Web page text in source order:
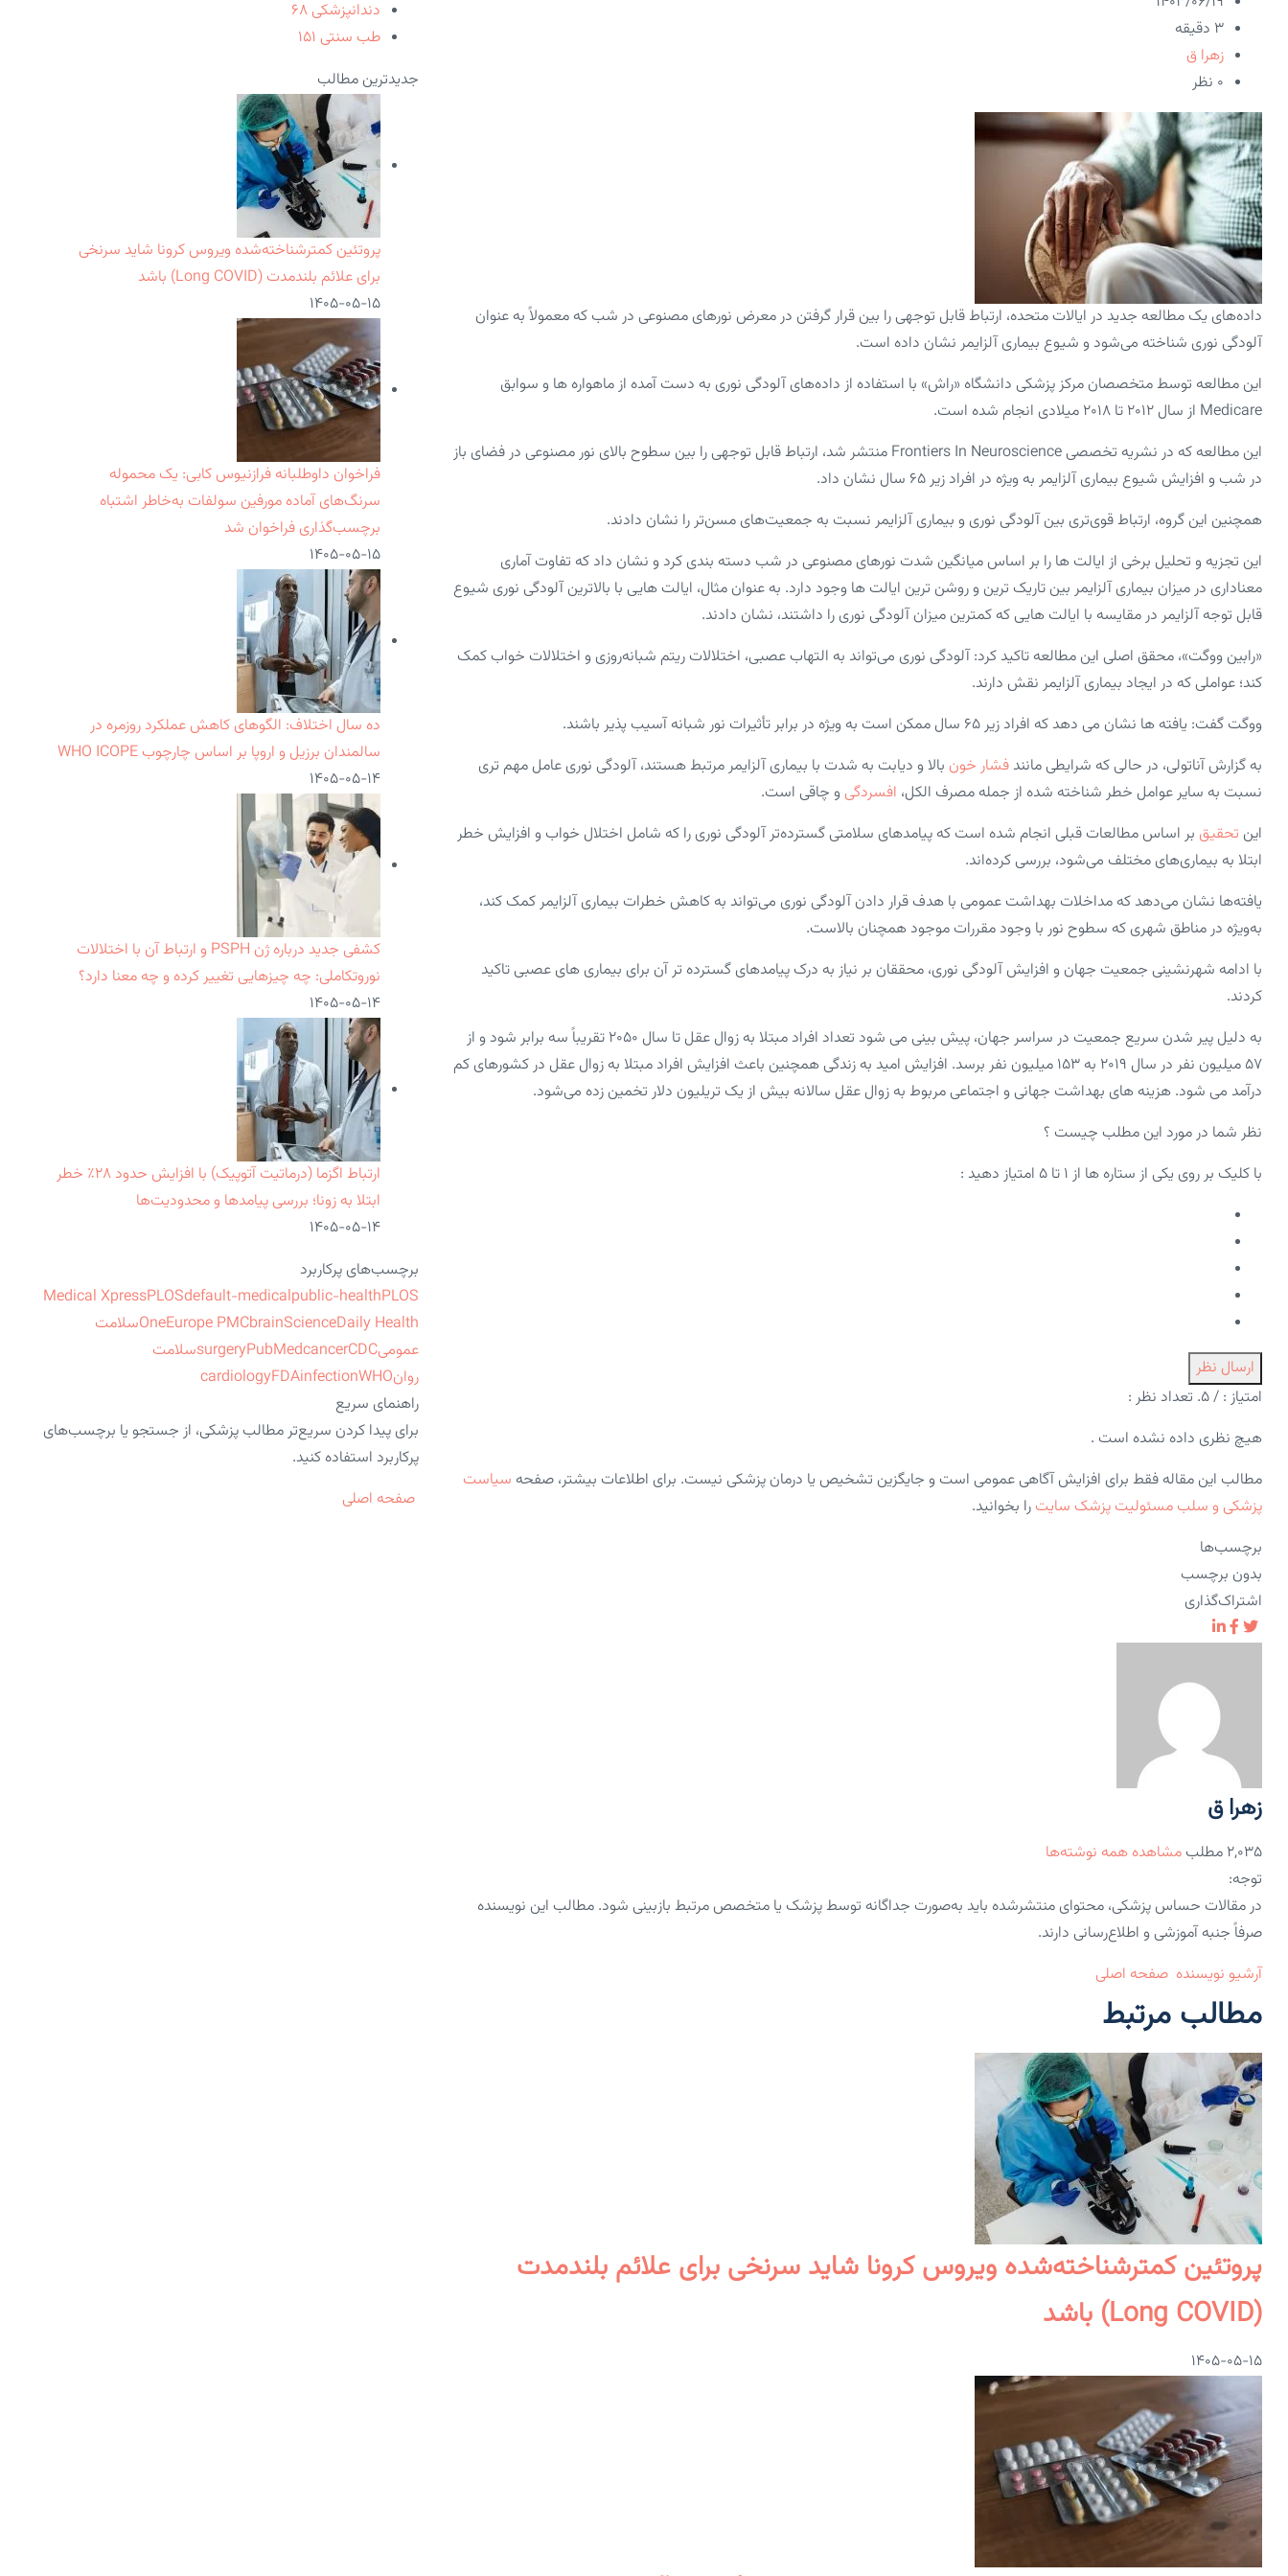
3 دقیقه
زهرا ق
۰ نظر
داده‌های یک مطالعه جدید در ایالات متحده، ارتباط قابل توجهی را بین قرار گرفتن در معرض نورهای مصنوعی در شب که معمولاً به عنوان
آلودگی نوری شناخته می‌شود و شیوع بیماری آلزایمر نشان داده است.
این مطالعه توسط متخصصان مرکز پزشکی دانشگاه «راش» با استفاده از داده‌های آلودگی نوری به دست آمده از ماهواره ها و سوابق
Medicare از سال ۲۰۱۲ تا ۲۰۱۸ میلادی انجام شده است.
این مطالعه که در نشریه تخصصی Frontiers In Neuroscience منتشر شد، ارتباط قابل توجهی را بین سطوح بالای نور مصنوعی در فضای باز
در شب و افزایش شیوع بیماری آلزایمر به ویژه در افراد زیر ۶۵ سال نشان داد.
همچنین این گروه، ارتباط قوی‌تری بین آلودگی نوری و بیماری آلزایمر نسبت به جمعیت‌های مسن‌تر را نشان دادند.
این تجزیه و تحلیل برخی از ایالت ها را بر اساس میانگین شدت نورهای مصنوعی در شب دسته بندی کرد و نشان داد که تفاوت آماری
معناداری در میزان بیماری آلزایمر بین تاریک ترین و روشن ترین ایالت ها وجود دارد. به عنوان مثال، ایالت هایی با بالاترین آلودگی نوری شیوع
قابل توجه آلزایمر در مقایسه با ایالت‌ هایی که کمترین میزان آلودگی نوری را داشتند، نشان دادند.
«رابین ووگت»، محقق اصلی این مطالعه تاکید کرد: آلودگی نوری می‌تواند به التهاب عصبی، اختلالات ریتم شبانه‌روزی و اختلالات خواب کمک
کند؛ عواملی که در ایجاد بیماری آلزایمر نقش دارند.
ووگت گفت: یافته ها نشان می دهد که افراد زیر ۶۵ سال ممکن است به ویژه در برابر تأثیرات نور شبانه آسیب پذیر باشند.
به گزارش آناتولی، در حالی که شرایطی مانند فشار خون بالا و دیابت به شدت با بیماری آلزایمر مرتبط هستند، آلودگی نوری عامل مهم تری
نسبت به سایر عوامل خطر شناخته شده از جمله مصرف الکل، افسردگی و چاقی است.
این تحقیق بر اساس مطالعات قبلی انجام شده است که پیامدهای سلامتی گسترده‌تر آلودگی نوری را که شامل اختلال خواب و افزایش خطر
ابتلا به بیماری‌های مختلف می‌شود، بررسی کرده‌اند.
یافته‌ها نشان می‌دهد که مداخلات بهداشت عمومی با هدف قرار دادن آلودگی نوری می‌تواند به کاهش خطرات بیماری آلزایمر کمک کند،
به‌ویژه در مناطق شهری که سطوح نور با وجود مقررات موجود همچنان بالاست.
با ادامه شهرنشینی جمعیت جهان و افزایش آلودگی نوری، محققان بر نیاز به درک پیامدهای گسترده تر آن برای بیماری های عصبی تاکید
کردند.
به دلیل پیر شدن سریع جمعیت در سراسر جهان، پیش بینی می شود تعداد افراد مبتلا به زوال عقل تا سال ۲۰۵۰ تقریباً سه برابر شود و از
۵۷ میلیون نفر در سال ۲۰۱۹ به ۱۵۳ میلیون نفر برسد. افزایش امید به زندگی همچنین باعث افزایش افراد مبتلا به زوال عقل در کشورهای کم
درآمد می شود. هزینه های بهداشت جهانی و اجتماعی مربوط به زوال عقل سالانه بیش از یک تریلیون دلار تخمین زده می‌شود.
نظر شما در مورد این مطلب چیست ؟
با کلیک بر روی یکی از ستاره ها از ۱ تا ۵ امتیاز دهید :
ارسال نظر
امتیاز : / ۵. تعداد نظر :
هیچ نظری داده نشده است .
مطالب این مقاله فقط برای افزایش آگاهی عمومی است و جایگزین تشخیص یا درمان پزشکی نیست. برای اطلاعات بیشتر، صفحه سیاست
پزشکی و سلب مسئولیت پزشک سایت را بخوانید.
برچسب‌ها
بدون برچسب
اشتراک‌گذاری
زهرا ق
۲,۰۳۵ مطلب
مشاهده همه نوشته‌ها
توجه:
در مقالات حساس پزشکی، محتوای منتشرشده باید به‌صورت جداگانه توسط پزشک یا متخصص مرتبط بازبینی شود. مطالب این نویسنده
صرفاً جنبه آموزشی و اطلاع‌رسانی دارند.
آرشیو نویسنده صفحه اصلی
مطالب مرتبط
پروتئین کمترشناخته‌شده ویروس کرونا شاید سرنخی برای علائم بلندمدت
(Long COVID) باشد
۱۴۰۵-۰۵-۱۵
دندانپزشکی ۶۸
طب سنتی ۱۵۱
جدیدترین مطالب
پروتئین کمترشناخته‌شده ویروس کرونا شاید سرنخی
برای علائم بلندمدت (Long COVID) باشد
۱۴۰۵-۰۵-۱۵
فراخوان داوطلبانه فرازنیوس کابی: یک محموله
سرنگ‌های آماده مورفین سولفات به‌خاطر اشتباه
برچسب‌گذاری فراخوان شد
۱۴۰۵-۰۵-۱۵
ده سال اختلاف: الگوهای کاهش عملکرد روزمره در
سالمندان برزیل و اروپا بر اساس چارچوب WHO ICOPE
۱۴۰۵-۰۵-۱۴
کشفی جدید درباره ژن PSPH و ارتباط آن با اختلالات
نوروتکاملی: چه چیزهایی تغییر کرده و چه معنا دارد؟
۱۴۰۵-۰۵-۱۴
ارتباط اگزما (درماتیت آتوپیک) با افزایش حدود ۲۸٪ خطر
ابتلا به زونا؛ بررسی پیامدها و محدودیت‌ها
۱۴۰۵-۰۵-۱۴
برچسب‌های پرکاربرد
Medical XpressPLOSdefault-medicalpublic-healthPLOS
OneEurope PMCbrainScienceDaily Health
سلامت
عمومی
surgeryPubMedcancerCDC
سلامت
روان
cardiologyFDAinfectionWHO
راهنمای سریع
برای پیدا کردن سریع‌تر مطالب پزشکی، از جستجو یا برچسب‌های
پرکاربرد استفاده کنید.
صفحه اصلی